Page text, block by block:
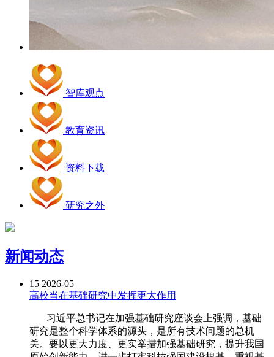
智库观点
教育资讯
资料下载
研究之外
新闻动态
15 2026-05
高校当在基础研究中发挥更大作用
习近平总书记在加强基础研究座谈会上强调，基础
研究是整个科学体系的源头，是所有技术问题的总机
关。要以更大力度、更实举措加强基础研究，提升我国